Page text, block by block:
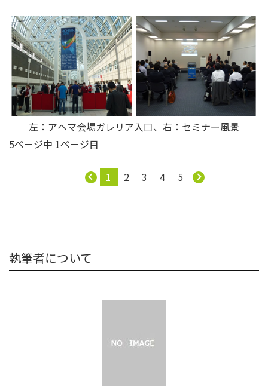
左：アヘマ会場ガレリア入口、右：セミナー風景
5ページ中 1ページ目
1 2 3 4 5
執筆者について